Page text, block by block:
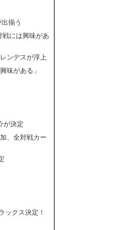
揃う
には興味があ
ンデスが浮上
味がある」
が決定
、全対戦カー
クス決定！